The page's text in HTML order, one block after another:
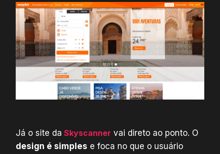
Já o site da Skyscanner vai direto ao ponto. O
design é simples e foca no que o usuário